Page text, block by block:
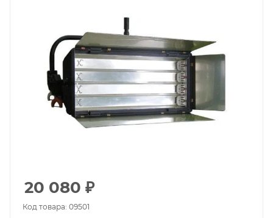
20 080 ₽
Код товара: 09501